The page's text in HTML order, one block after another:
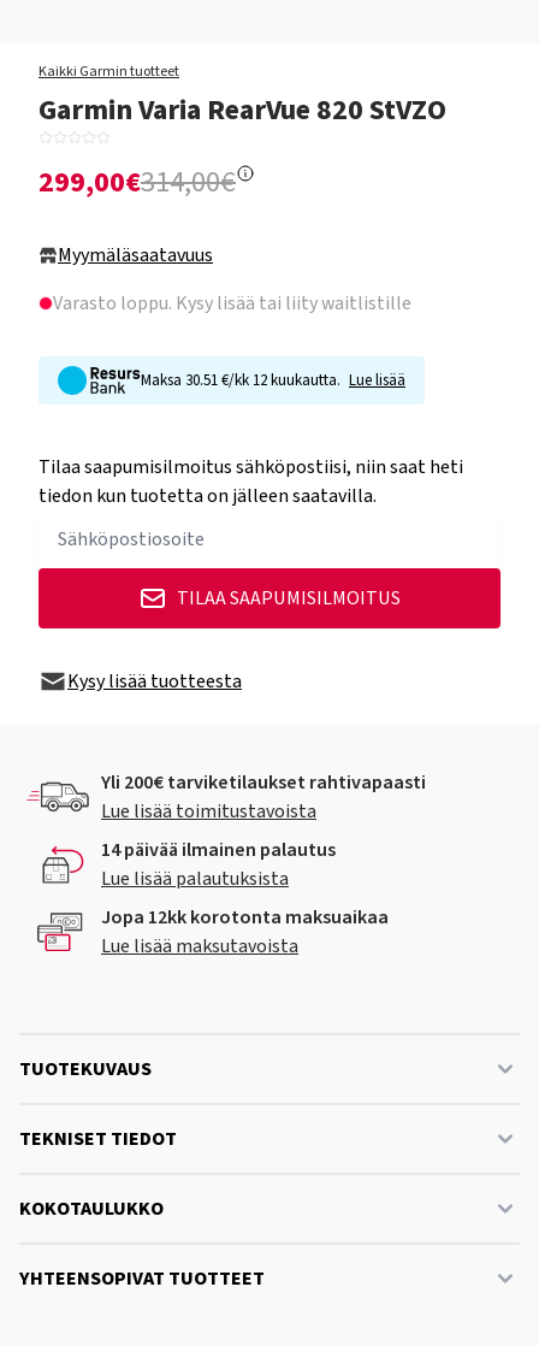
Kaikki Garmin tuotteet
Garmin Varia RearVue 820 StVZO
299,00€314,00€
Myymäläsaatavuus
Varasto loppu. Kysy lisää tai liity waitlistille
Maksa 30.51 €/kk 12 kuukautta. Lue lisää
Tilaa saapumisilmoitus sähköpostiisi, niin saat heti
tiedon kun tuotetta on jälleen saatavilla.
TILAA SAAPUMISILMOITUS
Kysy lisää tuotteesta
Yli 200€ tarviketilaukset rahtivapaasti
Lue lisää toimitustavoista
14 päivää ilmainen palautus
Lue lisää palautuksista
Jopa 12kk korotonta maksuaikaa
Lue lisää maksutavoista
TUOTEKUVAUS
TEKNISET TIEDOT
KOKOTAULUKKO
YHTEENSOPIVAT TUOTTEET